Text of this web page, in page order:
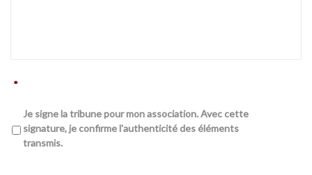
*
Je signe la tribune pour mon association. Avec cette
signature, je confirme l'authenticité des éléments
transmis.